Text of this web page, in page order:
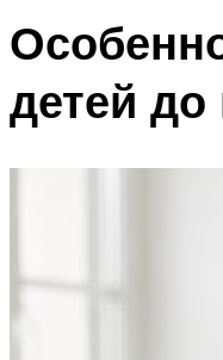
детей до